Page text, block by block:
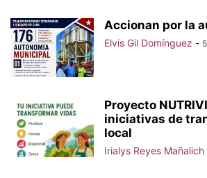
Accionan por la
Elvis Gil Domínguez -
Proyecto
iniciativas de
local
Irialys Reyes Mañalich